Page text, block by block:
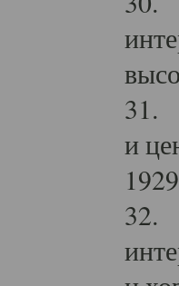
31.
и
32.